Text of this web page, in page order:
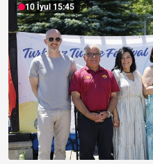
10 İyul 15:45